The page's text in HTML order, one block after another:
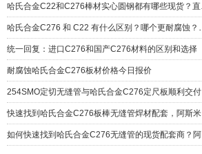
哈氏
哈氏合金C276
统一回复：进口C276和国产C276材料的区别和选择
耐腐蚀哈氏合金C276板材价格今日报价
254SMO定切无缝管与哈氏合金C276定尺板顺利交付